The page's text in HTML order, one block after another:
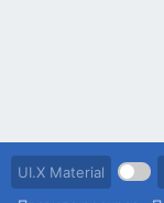
UI.X Material